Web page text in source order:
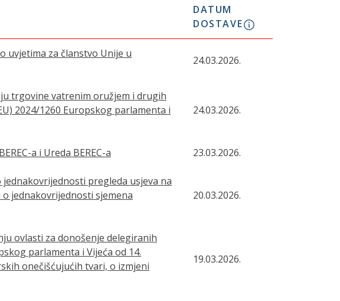
DATUM
DOSTAVE
uvjetima za članstvo Unije u
24.03.2026.
trgovine vatrenim oružjem i drugih
2024/1260 Europskog parlamenta i
24.03.2026.
a i Ureda BEREC-a 23.03.2026.
jednakovrijednosti pregleda usjeva na
jednakovrijednosti sjemena
20.03.2026.
ovlasti za donošenje delegiranih
parlamenta i Vijeća od 14.
onečišćujućih tvari, o izmjeni
19.03.2026.